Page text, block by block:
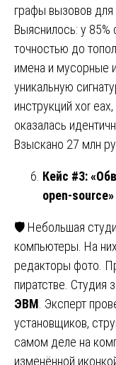
графы вызовов
Выяснилось: у
точностью до
имена и мусорные
уникальную
инструкций xor
оказалась
Взыскано 27 млн
Кейс #3:
open-
🛡️ Небольшая
компьютеры. На
редакторы фото.
пиратстве. Студия
ЭВМ . Эксперт
установщиков,
самом деле на
изменённой